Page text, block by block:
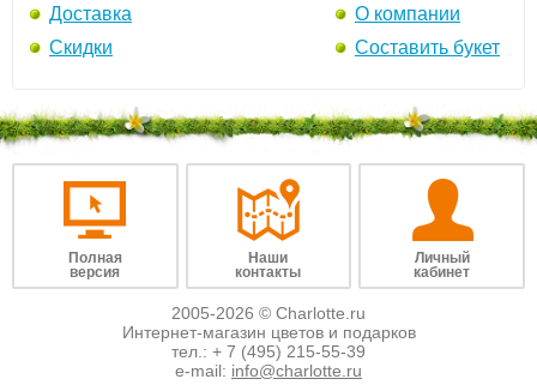
Доставка
Скидки
О компании
Составить букет
Полная
версия
Наши
контакты
Личный
кабинет
2005-2026 © Charlotte.ru
Интернет-магазин цветов и подарков
тел.: + 7 (495) 215-55-39
e-mail: info@charlotte.ru